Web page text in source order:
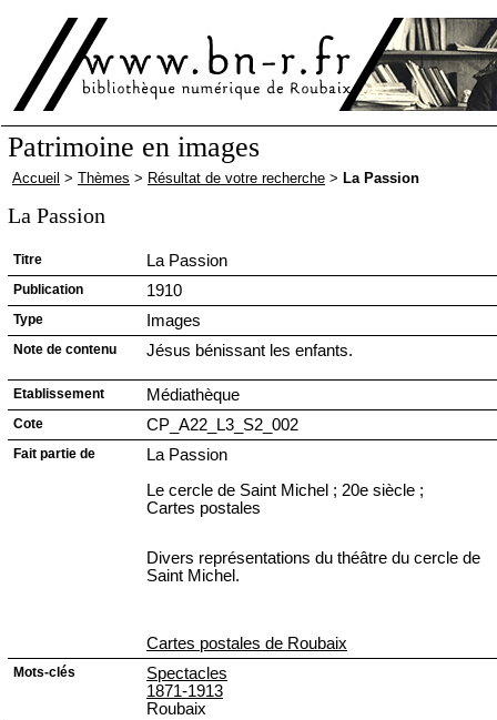
Patrimoine en images
Accueil > Thèmes > Résultat de votre recherche > La Passion
La Passion
Titre La Passion
Publication 1910
Type Images
Note de contenu Jésus bénissant les enfants.
Etablissement Médiathèque
Cote CP_A22_L3_S2_002
Fait partie de
La Passion
Le cercle de Saint Michel ; 20e siècle ;
Cartes postales
Divers représentations du théâtre du cercle de
Saint Michel.
Cartes postales de Roubaix
Mots-clés
Spectacles
1871-1913
Roubaix